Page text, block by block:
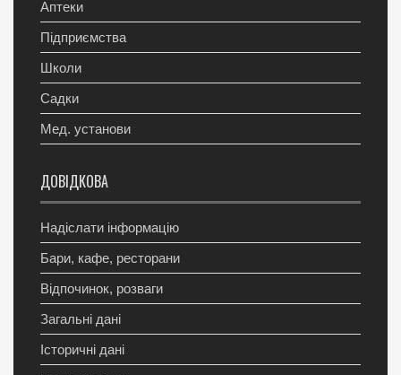
Аптеки
Підприємства
Школи
Садки
Мед. установи
ДОВІДКОВА
Надіслати інформацію
Бари, кафе, ресторани
Відпочинок, розваги
Загальні дані
Історичні дані